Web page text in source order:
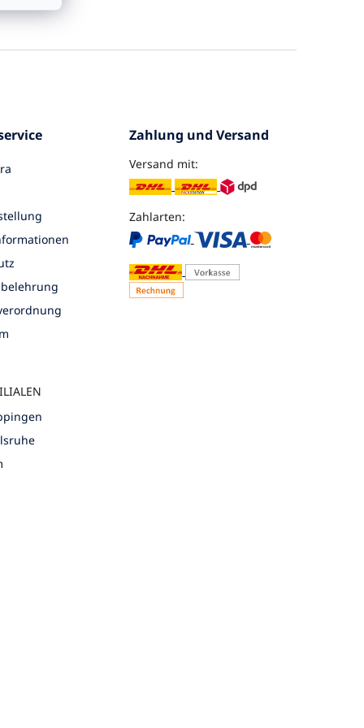
Zahlung und Versand
Versand mit:
Zahlarten: